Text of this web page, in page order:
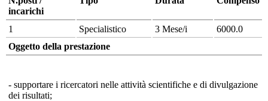
incarichi
1 Specialistico 3 Mese/i
6000.0
Oggetto della prestazione
- supportare i ricercatori nelle attività scientifiche e di divulgazione
dei risultati;